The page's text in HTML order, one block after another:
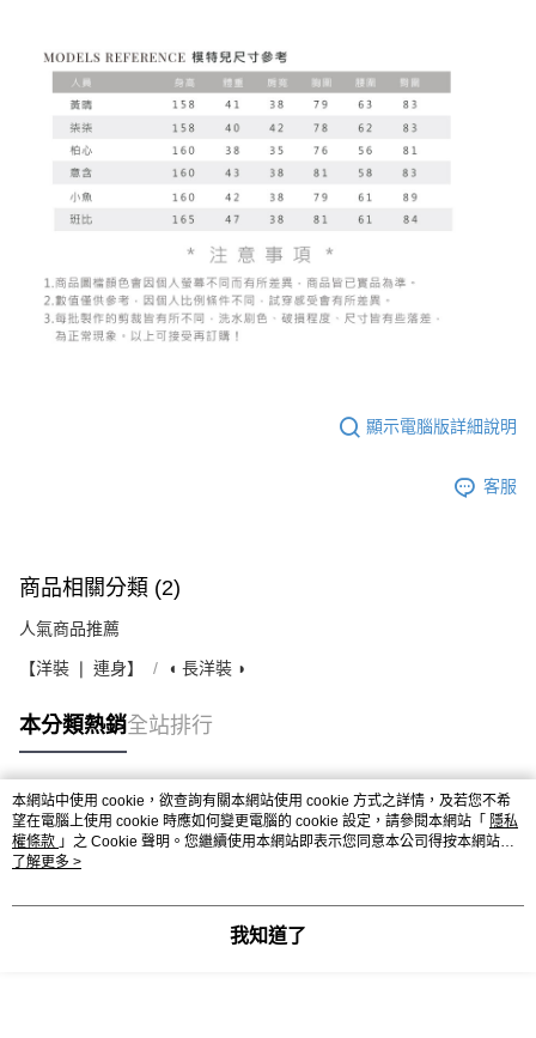
顯示電腦版詳細說明
客服
商品相關分類 (2)
人氣商品推薦
【洋裝 ❘ 連身】 ◖ 長洋裝 ◗
本分類熱銷全站排行
熱門標籤
本網站中使用 cookie，欲查詢有關本網站使用 cookie 方式之詳情，及若您不希
望在電腦上使用 cookie 時應如何變更電腦的 cookie 設定，請參閱本網站「 隱私
權條款 」之 Cookie 聲明。您繼續使用本網站即表示您同意本公司得按本網站使
用條款之 Cookie 聲明使用 cookie。
了解更多 >
我知道了